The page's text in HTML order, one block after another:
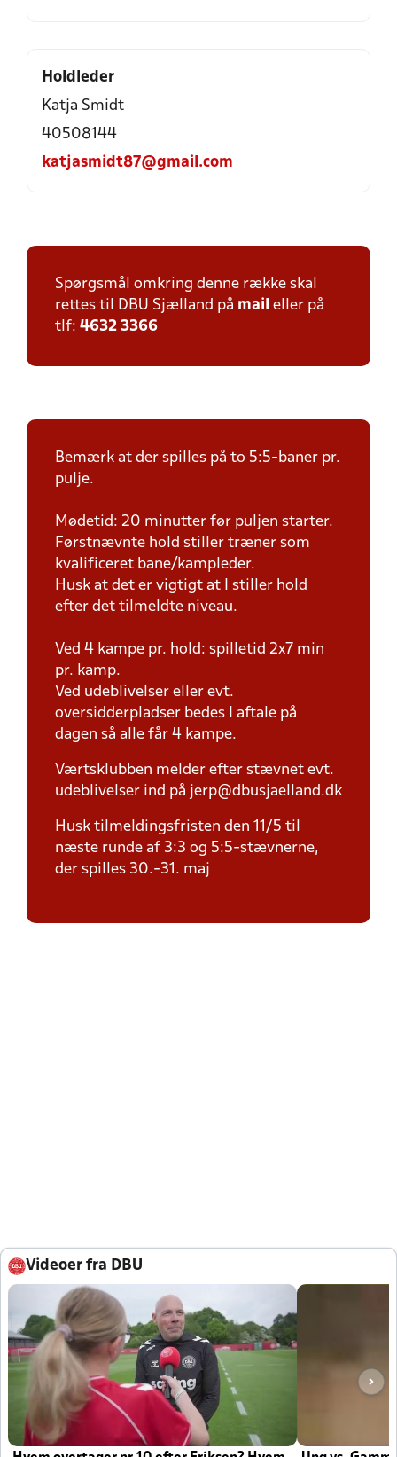
Holdleder
Katja Smidt
40508144
katjasmidt87@gmail.com
Spørgsmål omkring denne række skal
rettes til DBU Sjælland på mail eller på
tlf: 4632 3366
Bemærk at der spilles på to 5:5-baner pr.
pulje.
Mødetid: 20 minutter før puljen starter.
Førstnævnte hold stiller træner som
kvalificeret bane/kampleder.
Husk at det er vigtigt at I stiller hold
efter det tilmeldte niveau.
Ved 4 kampe pr. hold: spilletid 2x7 min
pr. kamp.
Ved udeblivelser eller evt.
oversidderpladser bedes I aftale på
dagen så alle får 4 kampe.
Værtsklubben melder efter stævnet evt.
udeblivelser ind på jerp@dbusjaelland.dk
Husk tilmeldingsfristen den 11/5 til
næste runde af 3:3 og 5:5-stævnerne,
der spilles 30.-31. maj
Videoer fra DBU